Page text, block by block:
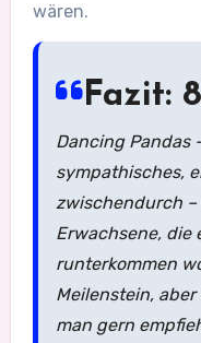
wären.
Fazit:
Dancing Pandas
sympathisches,
zwischendurch
Erwachsene, die
runterkommen
Meilenstein, aber
man gern